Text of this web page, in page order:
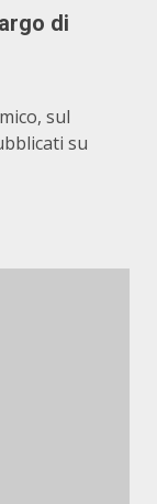
di
sul
su